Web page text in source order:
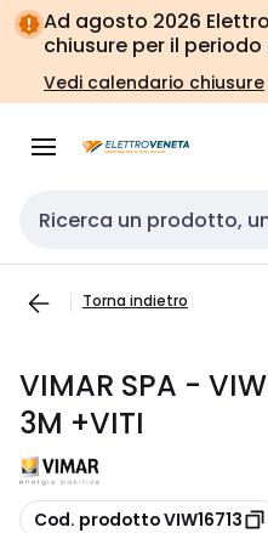
Vai alla
navigazione
Vai
alla
pagina
Ad agosto 2026
chiusure per il periodo
Vedi calendario chiusure
Cerca input
Torna indietro
VIMAR SPA -
3M +VITI
copia
Cod. prodotto VIW16713